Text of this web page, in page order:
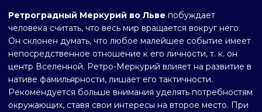
Ретроградный Меркурий во Льве побуждает
человека считать, что весь мир вращается вокруг него.
Он склонен думать, что любое малейшее событие имеет
непосредственное отношение к его личности, т. к. он
центр Вселенной. Ретро-Меркурий влияет на развитие в
нативе фамильярности, лишает его тактичности.
Рекомендуется больше внимания уделять потребностям
окружающих, ставя свои интересы на второе место. При